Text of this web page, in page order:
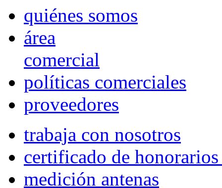
quiénes somos
área
comercial
políticas comerciales
proveedores
trabaja con nosotros
certificado de
medición antenas